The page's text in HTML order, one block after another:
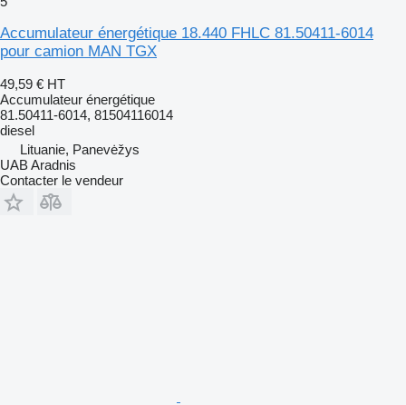
Accumulateur énergétique 18.440 FHLC 81.50411-6014
pour camion MAN TGX
49,59 € HT
Accumulateur énergétique
81.50411-6014, 81504116014
diesel
Lituanie, Panevėžys
UAB Aradnis
Contacter le vendeur